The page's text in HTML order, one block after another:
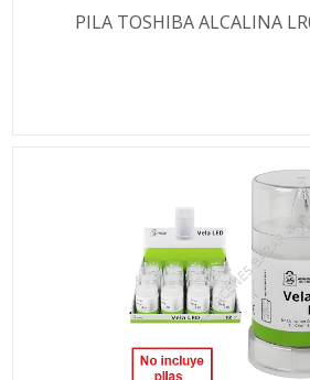
PILA TOSHIBA ALCALINA